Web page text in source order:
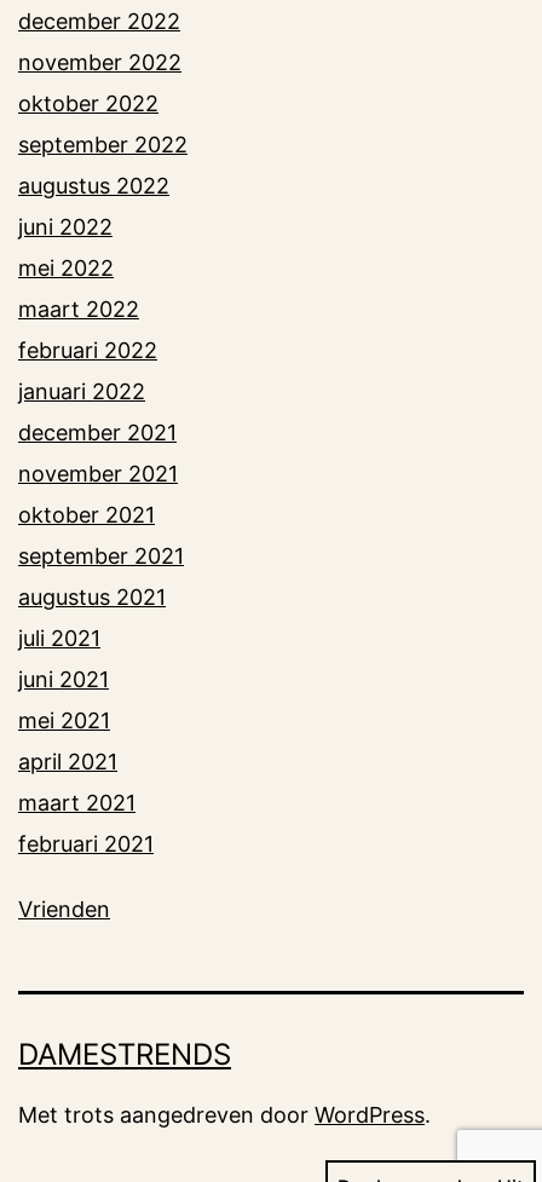
december 2022
november 2022
oktober 2022
september 2022
augustus 2022
juni 2022
mei 2022
maart 2022
februari 2022
januari 2022
december 2021
november 2021
oktober 2021
september 2021
augustus 2021
juli 2021
juni 2021
mei 2021
april 2021
maart 2021
februari 2021
Vrienden
DAMESTRENDS
Met trots aangedreven door WordPress.